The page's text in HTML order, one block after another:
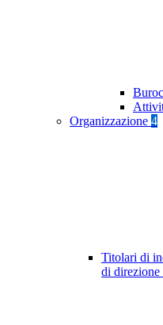
Organizzazione 4
Titolari di
di